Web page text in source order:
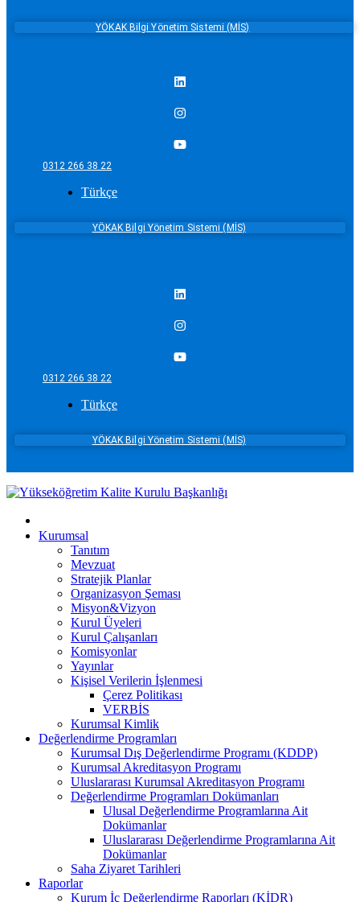
YÖKAK Bilgi Yönetim Sistemi (MİS)
0312 266 38 22
Türkçe
YÖKAK Bilgi Yönetim Sistemi (MİS)
0312 266 38 22
Türkçe
YÖKAK Bilgi Yönetim Sistemi (MİS)
Kurumsal
Tanıtım
Mevzuat
Stratejik Planlar
Organizasyon Şeması
Misyon&Vizyon
Kurul Üyeleri
Kurul Çalışanları
Komisyonlar
Yayınlar
Kişisel Verilerin İşlenmesi
Çerez Politikası
VERBİS
Kurumsal Kimlik
Değerlendirme Programları
Kurumsal Dış Değerlendirme Programı (KDDP)
Kurumsal Akreditasyon Programı
Uluslararası Kurumsal Akreditasyon Programı
Değerlendirme Programları Dokümanları
Ulusal Değerlendirme Programlarına Ait
Dokümanlar
Uluslararası Değerlendirme Programlarına Ait
Dokümanlar
Saha Ziyaret Tarihleri
Raporlar
Kurum İç Değerlendirme Raporları (KİDR)